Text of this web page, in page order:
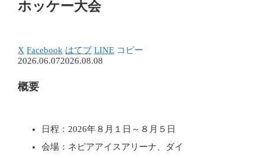
ホッケー大会
X Facebook はてブ LINE コピー
2026.06.072026.08.08
概要
日程：2026年８月１日～８月５日
会場：ネピアアイスアリーナ、ダイ